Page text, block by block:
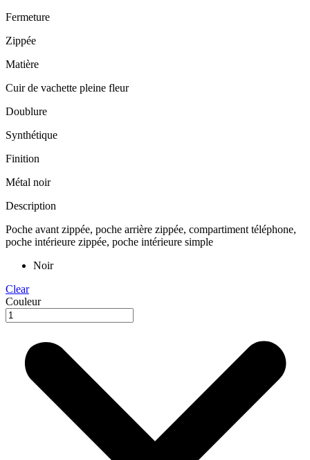
Fermeture
Zippée
Matière
Cuir de vachette pleine fleur
Doublure
Synthétique
Finition
Métal noir
Description
Poche avant zippée, poche arrière zippée, compartiment téléphone,
poche intérieure zippée, poche intérieure simple
Noir
Clear
Couleur